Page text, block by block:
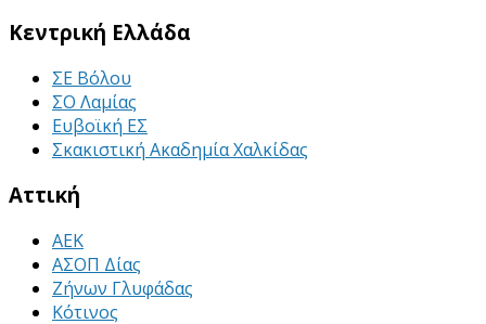
Κεντρική Ελλάδα
ΣΕ Βόλου
ΣΟ Λαμίας
Ευβοϊκή ΕΣ
Σκακιστική Ακαδημία Χαλκίδας
Αττική
ΑΕΚ
ΑΣΟΠ Δίας
Ζήνων Γλυφάδας
Κότινος